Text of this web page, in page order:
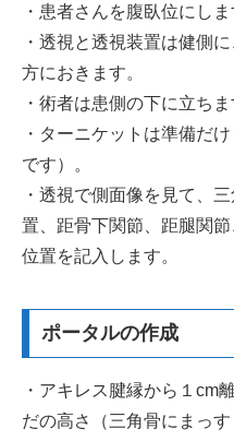
・患者さんを腹臥位にしま
・透視と透視装置は健側
方におきます。
・術者は患側の下に立ちま
・ターニケットは準備だ
です）。
・透視で側面像を見て、
置、距骨下関節、距腿関
位置を記入します。
ポータルの作成
・アキレス腱縁から１cm
だの高さ（三角骨にまっ